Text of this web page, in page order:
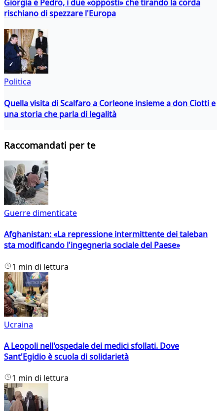
Giorgia e Pedro, i due «opposti» che tirando la corda
rischiano di spezzare l'Europa
Politica
Quella visita di Scalfaro a Corleone insieme a don Ciotti e
una storia che parla di legalità
Raccomandati per te
Guerre dimenticate
Afghanistan: «La repressione intermittente dei taleban
sta modificando l'ingegneria sociale del Paese»
1 min di lettura
Ucraina
A Leopoli nell'ospedale dei medici sfollati. Dove
Sant'Egidio è scuola di solidarietà
1 min di lettura